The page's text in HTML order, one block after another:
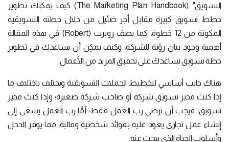
التسويق" (The Marketing Plan Handbook) كيف يمكِنك تطوير
خطط تسويق كبيرة مقابل أجر ضئيل من خلال خطته التسويقية
المكونة من 12 خطوة، كما يصف روبرت (Robert) في هذه المقالة
أهمية وجود بيان رؤية للشركة، وكيف يمكِن أن يساعدك في تطوير
خطة تسويق تساعدك على تحقيق المزيد من الأعمال.
هناك جانب أساسي لتخطيط الحملات التسويقية ويختلف باختلاف ما
إذا كنتَ مدير تسويق شركة أو صاحب شركة صغيرة؛ وإذا كنتَ مدير
تسويق؛ فيجب أن ترضي رب العمل فقط؛ أمَّا رب العمل يسعى إلى
إنشاء عمل تجاري يعود عليه بفوائد شخصية ومالية، مما يوفر الدخل
وأسلوب الحياة الذي يبحث عنه.